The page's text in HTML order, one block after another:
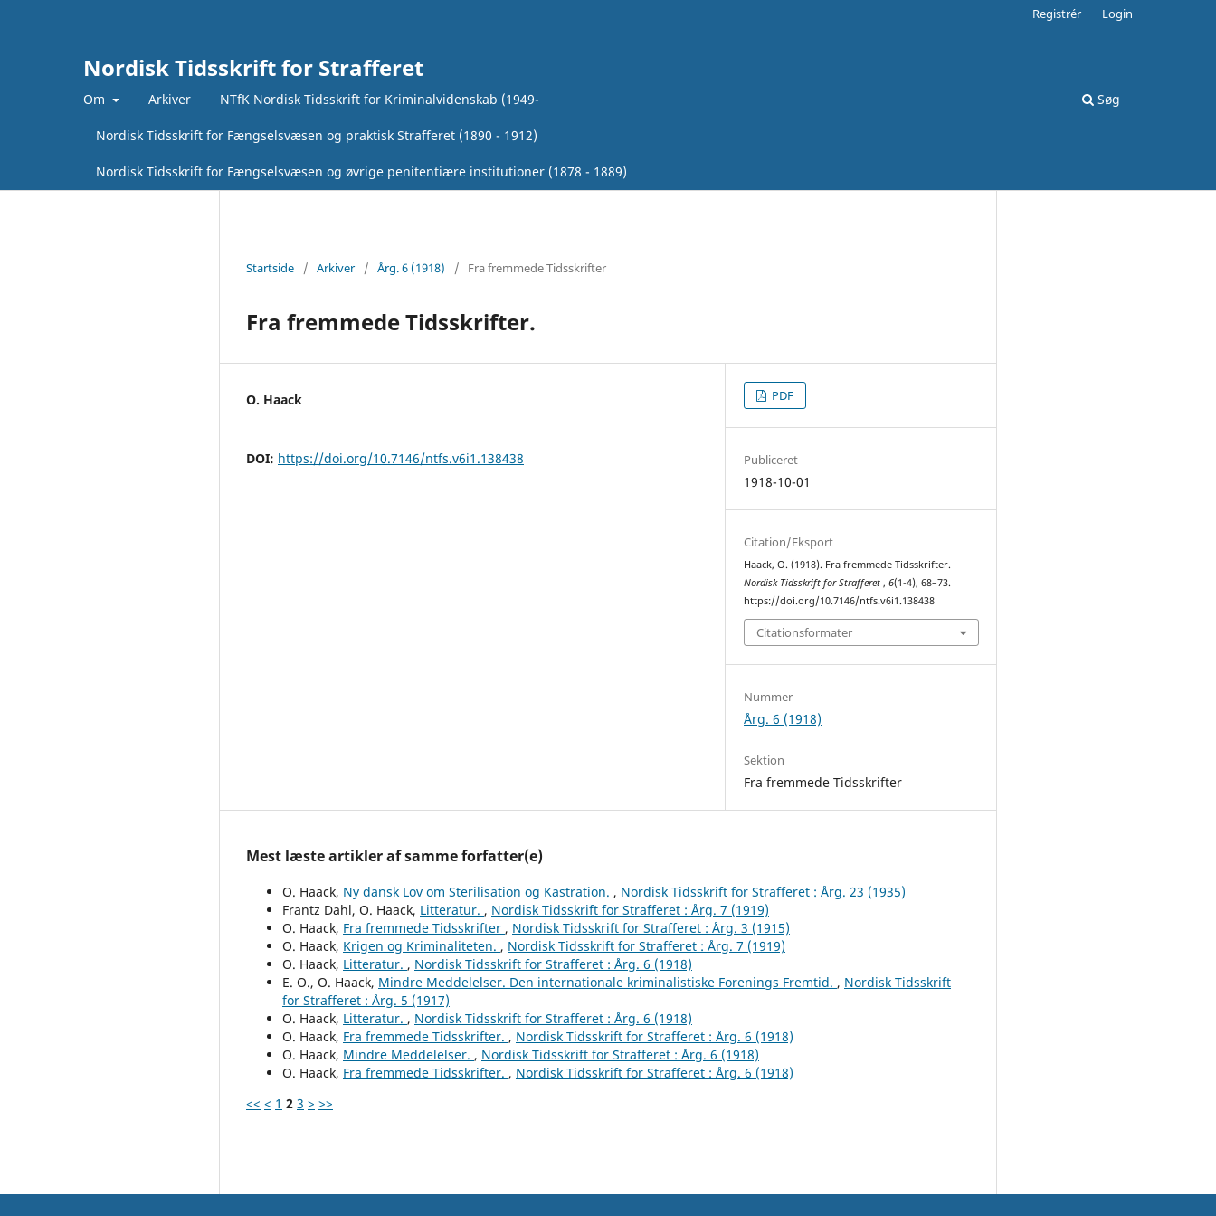
Nordisk Tidsskrift for Strafferet
Om Arkiver NTfK Nordisk Tidsskrift for Kriminalvidenskab (1949-
Nordisk Tidsskrift for Fængselsvæsen og praktisk Strafferet (1890 - 1912)
Nordisk Tidsskrift for Fængselsvæsen og øvrige penitentiære institutioner (1878 - 1889)
Søg
Registrér Login
Startside / Arkiver / Årg. 6 (1918) / Fra fremmede Tidsskrifter
Fra fremmede Tidsskrifter.
O. Haack
DOI: https://doi.org/10.7146/ntfs.v6i1.138438
PDF
Publiceret
1918-10-01
Citation/Eksport
Haack, O. (1918). Fra fremmede Tidsskrifter.
Nordisk Tidsskrift for Strafferet,6(1-4), 68–73.
https://doi.org/10.7146/ntfs.v6i1.138438
Citationsformater
Nummer
Årg. 6 (1918)
Sektion
Fra fremmede Tidsskrifter
Mest læste artikler af samme forfatter(e)
O. Haack, Ny dansk Lov om Sterilisation og Kastration. , Nordisk Tidsskrift for Strafferet : Årg. 23 (1935)
Frantz Dahl, O. Haack, Litteratur. , Nordisk Tidsskrift for Strafferet : Årg. 7 (1919)
O. Haack, Fra fremmede Tidsskrifter , Nordisk Tidsskrift for Strafferet : Årg. 3 (1915)
O. Haack, Krigen og Kriminaliteten. , Nordisk Tidsskrift for Strafferet : Årg. 7 (1919)
O. Haack, Litteratur. , Nordisk Tidsskrift for Strafferet : Årg. 6 (1918)
E. O., O. Haack, Mindre Meddelelser. Den internationale kriminalistiske Forenings Fremtid. , Nordisk Tidsskrift
for Strafferet : Årg. 5 (1917)
O. Haack, Litteratur. , Nordisk Tidsskrift for Strafferet : Årg. 6 (1918)
O. Haack, Fra fremmede Tidsskrifter. , Nordisk Tidsskrift for Strafferet : Årg. 6 (1918)
O. Haack, Mindre Meddelelser. , Nordisk Tidsskrift for Strafferet : Årg. 6 (1918)
O. Haack, Fra fremmede Tidsskrifter. , Nordisk Tidsskrift for Strafferet : Årg. 6 (1918)
<< < 1 2 3 > >>